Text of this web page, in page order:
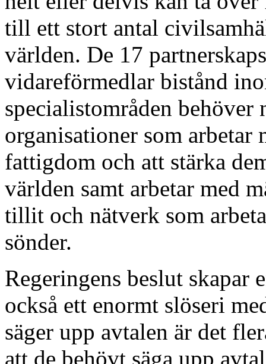
till ett stort antal
världen. De 17
vidareförmedlar bistånd
specialistområden behöver
organisationer som
fattigdom och att stärka
världen samt arbetar med
tillit och nätverk som
sönder.
Regeringens beslut skapar
också ett enormt slöseri
säger upp avtalen är det
att de behövt säga upp